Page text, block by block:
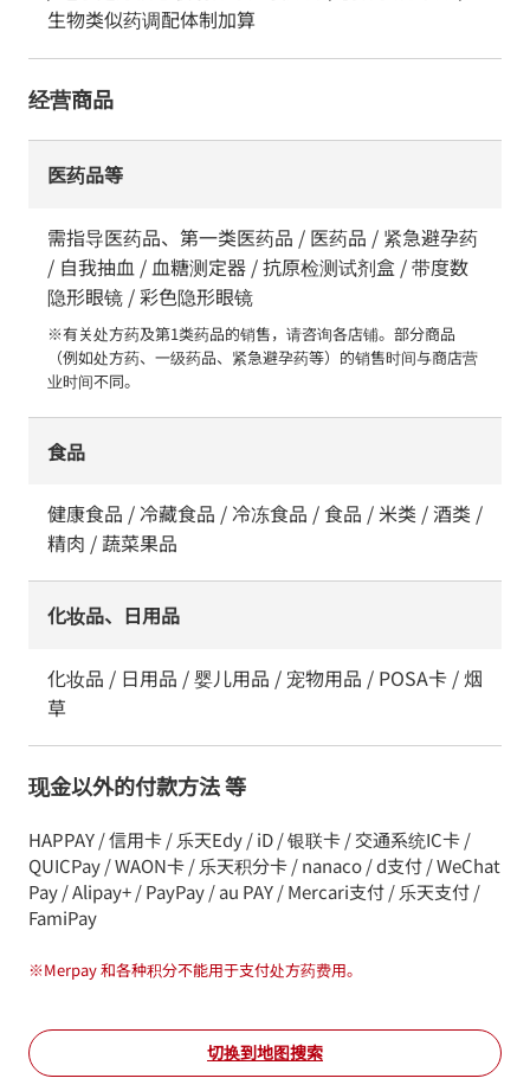
生物类似药调配体制加算
经营商品
医药品等
需指导医药品、第一类医药品 / 医药品 / 紧急避孕药
/ 自我抽血 / 血糖测定器 / 抗原检测试剂盒 / 带度数
隐形眼镜 / 彩色隐形眼镜
※有关处方药及第1类药品的销售，请咨询各店铺。部分商品
（例如处方药、一级药品、紧急避孕药等）的销售时间与商店营
业时间不同。
食品
健康食品 / 冷藏食品 / 冷冻食品 / 食品 / 米类 / 酒类 /
精肉 / 蔬菜果品
化妆品、日用品
化妆品 / 日用品 / 婴儿用品 / 宠物用品 / POSA卡 / 烟
草
现金以外的付款方法 等
HAPPAY / 信用卡 / 乐天Edy / iD / 银联卡 / 交通系统IC卡 /
QUICPay / WAON卡 / 乐天积分卡 / nanaco / d支付 / WeChat
Pay / Alipay+ / PayPay / au PAY / Mercari支付 / 乐天支付 /
FamiPay
※Merpay 和各种积分不能用于支付处方药费用。
切换到地图搜索